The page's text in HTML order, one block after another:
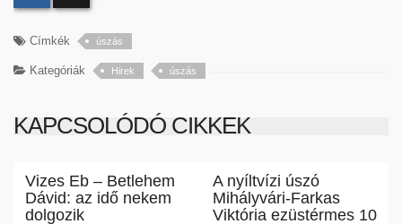
Címkék úszás
Kategóriák Hirek úszás
KAPCSOLÓDÓ CIKKEK
Vizes Eb – Betlehem
Dávid: az idő nekem
dolgozik
A nyíltvízi úszó
Mihályvári-Farkas
Viktória ezüstérmes 10